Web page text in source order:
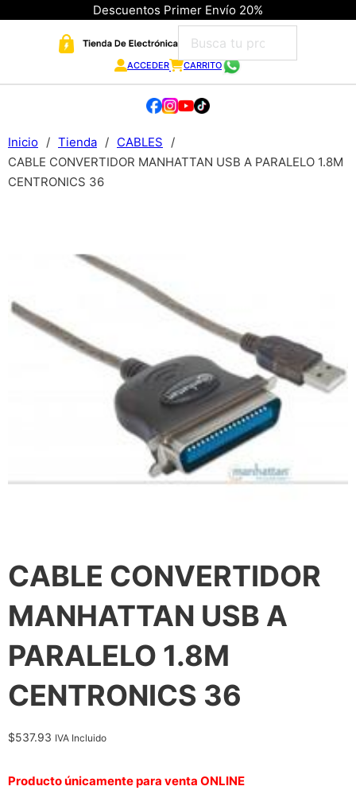
Descuentos Primer Envío 20%
ACCEDER CARRITO
Inicio / Tienda / CABLES
/
CABLE CONVERTIDOR MANHATTAN USB A PARALELO 1.8M
CENTRONICS 36
CABLE CONVERTIDOR
MANHATTAN USB A
PARALELO 1.8M
CENTRONICS 36
$537.93 IVA Incluido
Producto únicamente para venta ONLINE